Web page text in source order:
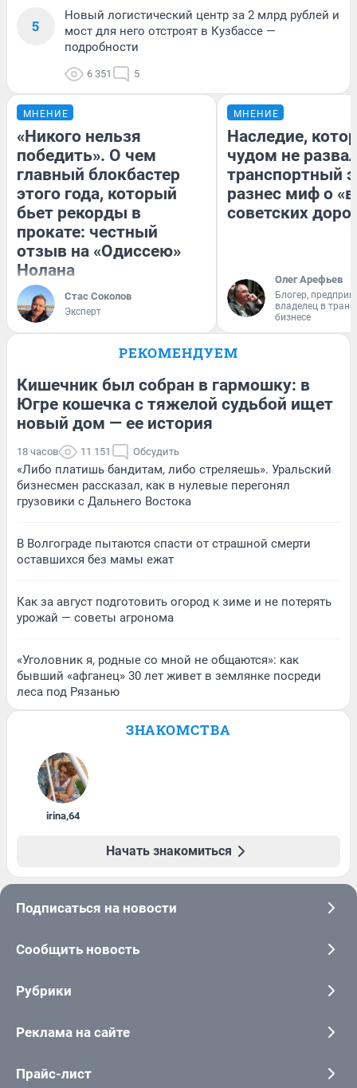
5
Новый логистический центр за 2 млрд рублей и
мост для него отстроят в Кузбассе —
подробности
6 351 5
МНЕНИЕ
«Никого нельзя
победить». О чем
главный блокбастер
этого года, который
бьет рекорды в
прокате: честный
отзыв на «Одиссею»
Нолана
Стас Соколов
Эксперт
МНЕНИЕ
Наследие,
чудом не
транспортный
разнес миф о
советских
Олег Арефьев
Блогер,
владелец в
бизнесе
РЕКОМЕНДУЕМ
Кишечник был собран в гармошку: в
Югре кошечка с тяжелой судьбой ищет
новый дом — ее история
18 часов 11 151 Обсудить
«Либо платишь бандитам, либо стреляешь». Уральский
бизнесмен рассказал, как в нулевые перегонял
грузовики с Дальнего Востока
В Волгограде пытаются спасти от страшной смерти
оставшихся без мамы ежат
Как за август подготовить огород к зиме и не потерять
урожай — советы агронома
«Уголовник я, родные со мной не общаются»: как
бывший «афганец» 30 лет живет в землянке посреди
леса под Рязанью
ЗНАКОМСТВА
irina,64
Начать знакомиться
Подписаться на новости
Сообщить новость
Рубрики
Реклама на сайте
Прайс-лист